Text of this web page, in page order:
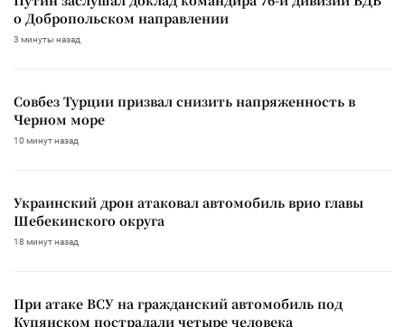
о Добропольском направлении
3 минуты назад
Совбез Турции призвал снизить напряженность в
Черном море
10 минут назад
Украинский дрон атаковал автомобиль врио главы
Шебекинского округа
18 минут назад
При атаке ВСУ на гражданский автомобиль под
Купянском пострадали четыре человека